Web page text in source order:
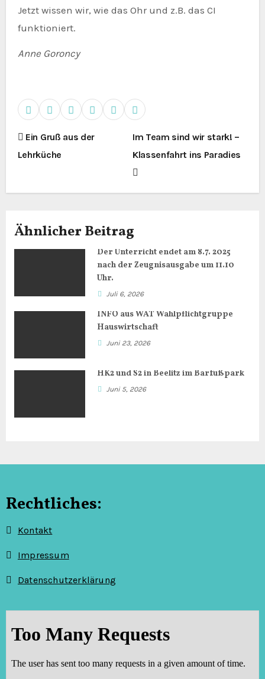
Jetzt wissen wir, wie das Ohr und z.B. das CI
funktioniert.
Anne Goroncy
B
e
i
r
s
a
i
o
n
Ein Gruß aus der
Lehrküche
Im Team sind wir stark! –
Klassenfahrt ins Paradies
Ähnlicher Beitrag
Der Unterricht endet am 8.7. 2025
nach der Zeugnisausgabe um 11.10
Uhr.
Juli 6, 2026
INFO aus WAT Wahlpflichtgruppe
Hauswirtschaft
Juni 23, 2026
HK2 und S2 in Beelitz im Barfußpark
Juni 5, 2026
Rechtliches:
Kontakt
Impressum
Datenschutzerklärung